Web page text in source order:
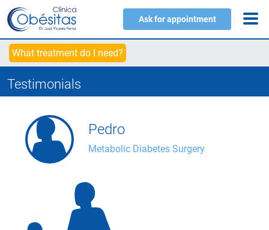
Ask for appointment
What treatment do I need?
Testimonials
Pedro
Metabolic Diabetes Surgery